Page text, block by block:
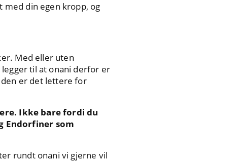
din egen kropp, og
Med eller uten
til at onani derfor er
er det lettere for
Ikke bare fordi du
Endorfiner som
rundt onani vi gjerne vil